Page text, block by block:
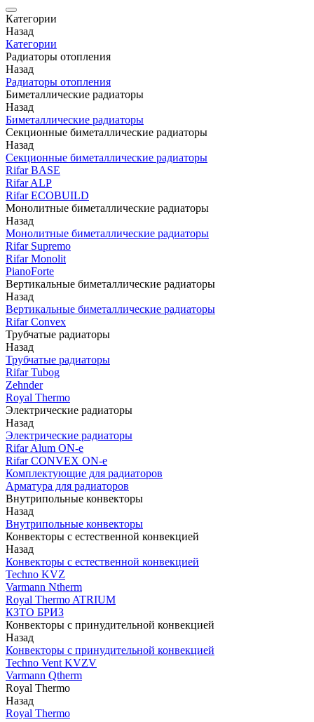
Категории
Назад
Категории
Радиаторы отопления
Назад
Радиаторы отопления
Биметаллические радиаторы
Назад
Биметаллические радиаторы
Секционные биметаллические радиаторы
Назад
Секционные биметаллические радиаторы
Rifar BASE
Rifar ALP
Rifar ECOBUILD
Монолитные биметаллические радиаторы
Назад
Монолитные биметаллические радиаторы
Rifar Supremo
Rifar Monolit
PianoForte
Вертикальные биметаллические радиаторы
Назад
Вертикальные биметаллические радиаторы
Rifar Convex
Трубчатые радиаторы
Назад
Трубчатые радиаторы
Rifar Tubog
Zehnder
Royal Thermo
Электрические радиаторы
Назад
Электрические радиаторы
Rifar Alum ON-e
Rifar CONVEX ON-e
Комплектующие для радиаторов
Арматура для радиаторов
Внутрипольные конвекторы
Назад
Внутрипольные конвекторы
Конвекторы с естественной конвекцией
Назад
Конвекторы с естественной конвекцией
Techno KVZ
Varmann Ntherm
Royal Thermo ATRIUM
КЗТО БРИЗ
Конвекторы с принудительной конвекцией
Назад
Конвекторы с принудительной конвекцией
Techno Vent KVZV
Varmann Qtherm
Royal Thermo
Назад
Royal Thermo